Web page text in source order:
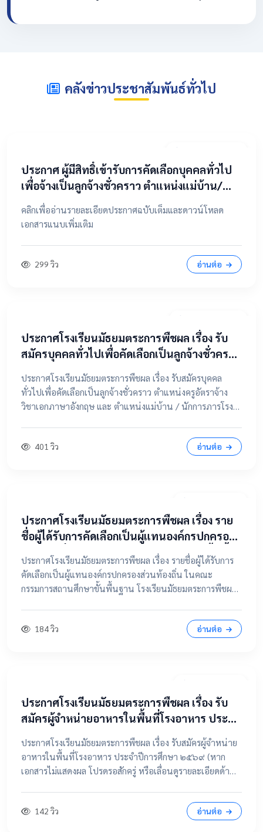
คลังข่าวประชาสัมพันธ์ทั่วไป
​ประกาศ ผู้มีสิทธิ์เข้ารับการคัดเลือกบุคคลทั่วไป
เพื่อจ้างเป็นลูกจ้างชั่วคราว ตำแหน่งแม่บ้าน/
นักการภารโรง
คลิกเพื่ออ่านรายละเอียดประกาศฉบับเต็มและดาวน์โหลด
เอกสารแนบเพิ่มเติม
299 วิว อ่านต่อ
ประกาศโรงเรียนมัธยมตระการพืชผล เรื่อง รับ
สมัครบุคคลทั่วไปเพื่อคัดเลือกเป็นลูกจ้างชั่วคราว
ตำแหน่งครูอัตราจ้าง วิชาเอกภาษาอังกฤษ และ
ตำแหน่งแม่บ้าน / นักการภารโรง
ประกาศโรงเรียนมัธยมตระการพืชผล เรื่อง รับสมัครบุคคล
ทั่วไปเพื่อคัดเลือกเป็นลูกจ้างชั่วคราว ตำแหน่งครูอัตราจ้าง
วิชาเอกภาษาอังกฤษ และ ตำแหน่งแม่บ้าน / นักการภารโรง
401 วิว อ่านต่อ
ประกาศโรงเรียนมัธยมตระการพืชผล เรื่อง ราย
ชื่อผู้ได้รับการคัดเลือกเป็นผู้แทนองค์กรปกครอง
ส่วนท้องถิ่น ในคณะกรรมการสถานศึกษาขั้นพื้น
ฐาน
ประกาศโรงเรียนมัธยมตระการพืชผล เรื่อง รายชื่อผู้ได้รับการ
คัดเลือกเป็นผู้แทนองค์กรปกครองส่วนท้องถิ่น ในคณะ
กรรมการสถานศึกษาขั้นพื้นฐาน โรงเรียนมัธยมตระการพืชผล
184 วิว อ่านต่อ
ประกาศโรงเรียนมัธยมตระการพืชผล เรื่อง รับ
สมัครผู้จำหน่ายอาหารในพื้นที่โรงอาหาร ประจำ
ปีการศึกษา ๒๕๖๙
ประกาศโรงเรียนมัธยมตระการพืชผล เรื่อง รับสมัครผู้จำหน่าย
อาหารในพื้นที่โรงอาหาร ประจำปีการศึกษา ๒๕๖๙ (หาก
เอกสารไม่แสดงผล โปรดรอสักครู่ หรือเลื่อนดูรายละเอียดด้าน
142 วิว อ่านต่อ